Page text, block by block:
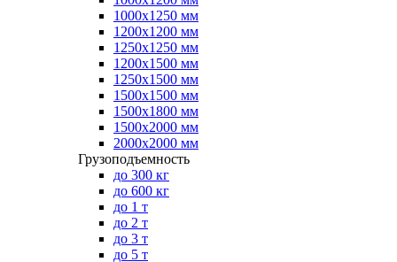
1000х1250 мм
1200х1200 мм
1250х1250 мм
1200х1500 мм
1250х1500 мм
1500х1500 мм
1500х1800 мм
1500х2000 мм
2000х2000 мм
Грузоподъемность
до 300 кг
до 600 кг
до 1 т
до 2 т
до 3 т
до 5 т